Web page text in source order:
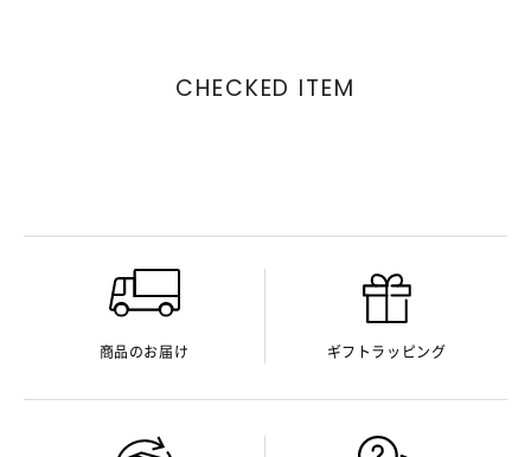
CHECKED ITEM
商品のお届け ギフトラッピング